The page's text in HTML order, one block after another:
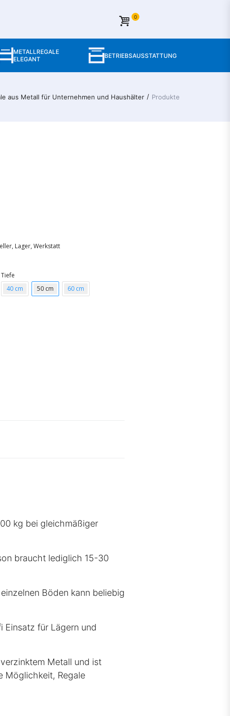
0
METALLREGALE
ELEGANT
BETRIEBSAUSSTATTUNG
aus Metall für Unternehmen und Haushälter​ / Produkte
Lager, Werkstatt
Tiefe
40 cm
50 cm 60 cm
kg bei gleichmäßiger
braucht lediglich 15-30
Böden kann beliebig
Einsatz für Lägern und
Metall und ist
Möglichkeit, Regale